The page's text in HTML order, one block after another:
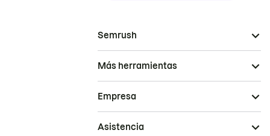
Semrush
Más herramientas
Empresa
Asistencia